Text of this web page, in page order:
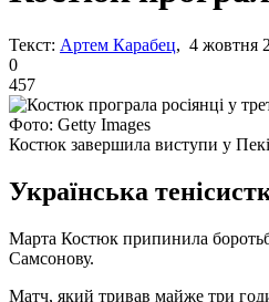
Текст: Артем Карабец, 4 жовтня
0
457
Фото: Getty Images
Костюк завершила виступи у
Українська
Марта Костюк припинила
Самсонову.
Матч, який тривав майже три